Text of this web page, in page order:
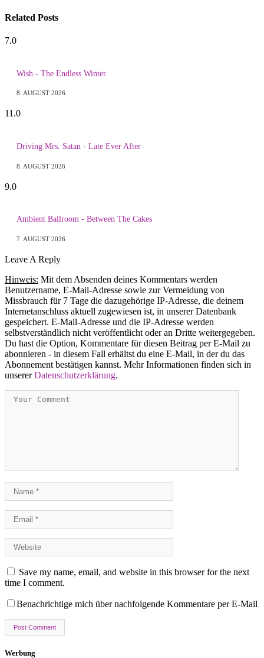
Related Posts
7.0
Wish - The Endless Winter
8. AUGUST 2026
11.0
Driving Mrs. Satan - Late Ever After
8. AUGUST 2026
9.0
Ambient Ballroom - Between The Cakes
7. AUGUST 2026
Leave A Reply
Hinweis: Mit dem Absenden deines Kommentars werden
Benutzername, E-Mail-Adresse sowie zur Vermeidung von
Missbrauch für 7 Tage die dazugehörige IP-Adresse, die deinem
Internetanschluss aktuell zugewiesen ist, in unserer Datenbank
gespeichert. E-Mail-Adresse und die IP-Adresse werden
selbstverständlich nicht veröffentlicht oder an Dritte weitergegeben.
Du hast die Option, Kommentare für diesen Beitrag per E-Mail zu
abonnieren - in diesem Fall erhältst du eine E-Mail, in der du das
Abonnement bestätigen kannst. Mehr Informationen finden sich in
unsererDatenschutzerklärung.
Save my name, email, and website in this browser for the next
time I comment.
Benachrichtige mich über nachfolgende Kommentare per E-Mail
Werbung